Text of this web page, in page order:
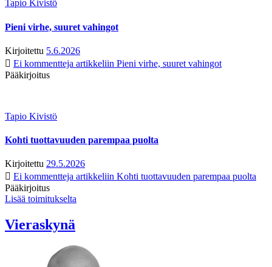
Tapio Kivistö
Pieni virhe, suuret vahingot
Kirjoitettu 5.6.2026
Ei kommentteja artikkeliin Pieni virhe, suuret vahingot
Pääkirjoitus
Tapio Kivistö
Kohti tuottavuuden parempaa puolta
Kirjoitettu 29.5.2026
Ei kommentteja artikkeliin Kohti tuottavuuden parempaa puolta
Pääkirjoitus
Lisää toimitukselta
Vieraskynä